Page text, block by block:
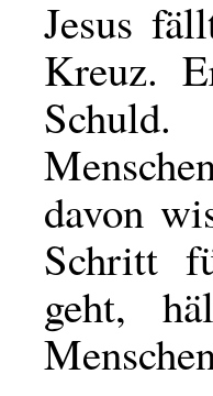
Jesus
Kreuz.
davon
Schritt
geht,